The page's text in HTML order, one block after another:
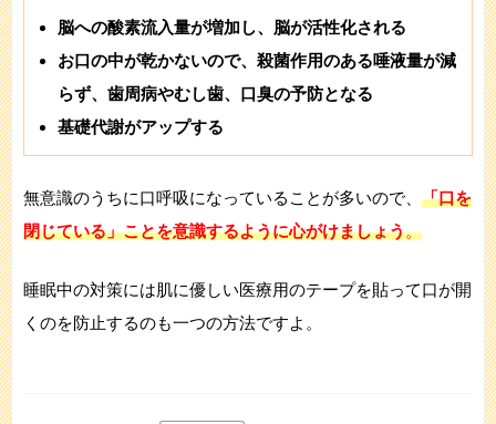
脳への酸素流入量が増加し、脳が活性化される
お口の中が乾かないので、殺菌作用のある唾液量が減
らず、歯周病やむし歯、口臭の予防となる
基礎代謝がアップする
無意識のうちに口呼吸になっていることが多いので、 「口を
閉じている」ことを意識するように心がけましょう。
睡眠中の対策には肌に優しい医療用のテープを貼って口が開
くのを防止するのも一つの方法ですよ。